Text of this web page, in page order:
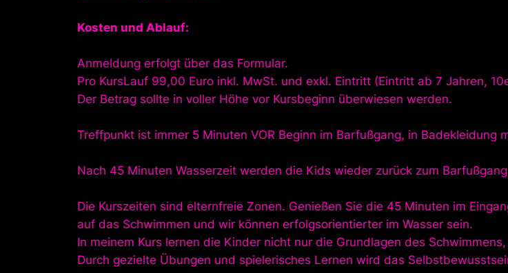
Kosten und Ablauf:
Anmeldung erfolgt über das Formular.
Pro KursLauf 99,00 Euro inkl. MwSt. und exkl. Eintritt (Eintritt ab 7 Jahren,
Der Betrag sollte in voller Höhe vor Kursbeginn überwiesen werden.
Treffpunkt ist immer 5 Minuten VOR Beginn im Barfußgang, in Badekleidung
Nach 45 Minuten Wasserzeit werden die Kids wieder zurück zum
Die Kurszeiten sind elternfreie Zonen. Genießen Sie die 45 Minuten im
auf das Schwimmen und wir können erfolgsorientierter im Wasser sein.
In meinem Kurs lernen die Kinder nicht nur die Grundlagen des
Durch gezielte Übungen und spielerisches Lernen wird das